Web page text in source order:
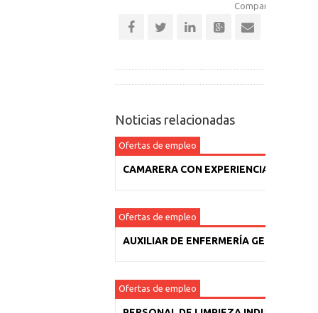
Comparte esta
Noticias relacionadas
Ofertas de empleo
CAMARERA CON EXPERIENCIA
Ofertas de empleo
AUXILIAR DE ENFERMERÍA GERIÁTRICA
Ofertas de empleo